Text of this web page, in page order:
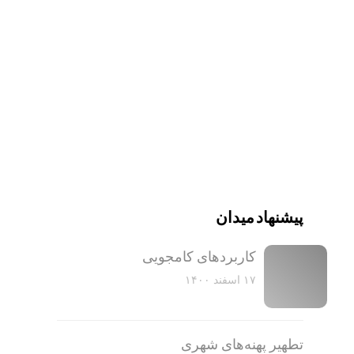
پیشنهاد میدان
کاربرد‌های کامجویی
۱۷ اسفند ۱۴۰۰
تطهیر پهنه‌های شهری